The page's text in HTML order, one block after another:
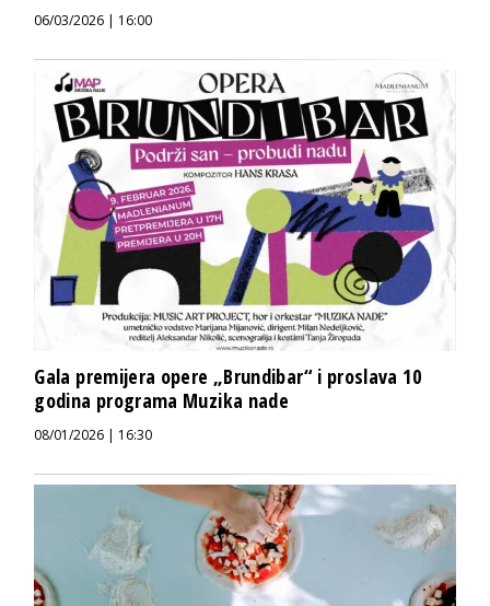
06/03/2026 | 16:00
Gala premijera opere „Brundibar“ i proslava 10
godina programa Muzika nade
08/01/2026 | 16:30